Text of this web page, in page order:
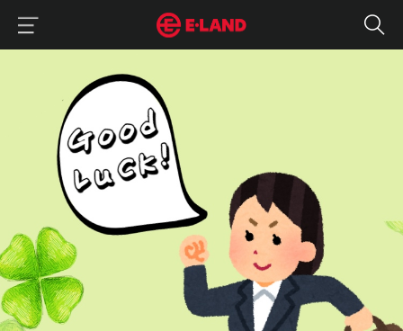
당신의 취업을 응원합니다
매거진 상세보기